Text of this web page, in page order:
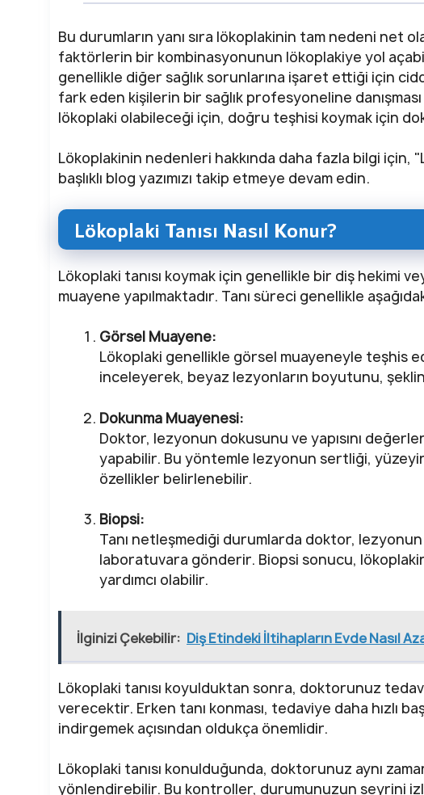
Bu durumların yanı sıra lökoplakinin tam nedeni net
faktörlerin bir kombinasyonunun lökoplakiye yol
genellikle diğer sağlık sorunlarına işaret ettiği için
fark eden kişilerin bir sağlık profesyoneline
lökoplaki olabileceği için, doğru teşhisi koymak için
Lökoplakinin nedenleri hakkında daha fazla bilgi için,
başlıklı blog yazımızı takip etmeye devam edin.
Lökoplaki Tanısı Nasıl Konur?
Lökoplaki tanısı koymak için genellikle bir diş hekimi
muayene yapılmaktadır. Tanı süreci genellikle
Görsel Muayene:
Lökoplaki genellikle görsel muayeneyle teşhis
inceleyerek, beyaz lezyonların boyutunu,
Dokunma Muayenesi:
Doktor, lezyonun dokusunu ve yapısını
yapabilir. Bu yöntemle lezyonun sertliği,
özellikler belirlenebilir.
Biopsi:
Tanı netleşmediği durumlarda doktor, lezyonun
laboratuvara gönderir. Biopsi sonucu,
yardımcı olabilir.
İlginizi Çekebilir: Diş Etindeki İltihapların Evde Nasıl
Lökoplaki tanısı koyulduktan sonra, doktorunuz
verecektir. Erken tanı konması, tedaviye daha hızlı
indirgemek açısından oldukça önemlidir.
Lökoplaki tanısı konulduğunda, doktorunuz aynı
yönlendirebilir. Bu kontroller, durumunuzun seyrini